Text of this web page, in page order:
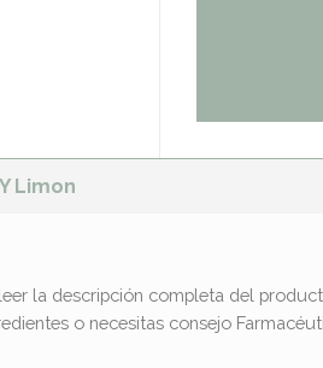
Limon
la descripción completa del
o necesitas consejo